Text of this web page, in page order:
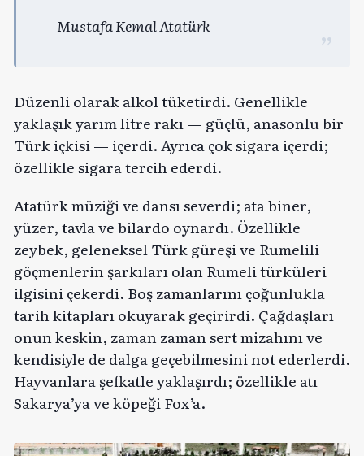
— Mustafa Kemal Atatürk
Düzenli olarak alkol tüketirdi. Genellikle
yaklaşık yarım litre rakı — güçlü, anasonlu bir
Türk içkisi — içerdi. Ayrıca çok sigara içerdi;
özellikle sigara tercih ederdi.
Atatürk müziği ve dansı severdi; ata biner,
yüzer, tavla ve bilardo oynardı. Özellikle
zeybek, geleneksel Türk güreşi ve Rumelili
göçmenlerin şarkıları olan Rumeli türküleri
ilgisini çekerdi. Boş zamanlarını çoğunlukla
tarih kitapları okuyarak geçirirdi. Çağdaşları
onun keskin, zaman zaman sert mizahını ve
kendisiyle de dalga geçebilmesini not ederlerdi.
Hayvanlara şefkatle yaklaşırdı; özellikle atı
Sakarya’ya ve köpeği Fox’a.